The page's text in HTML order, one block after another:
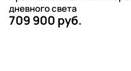
дневного света
709 900 руб.